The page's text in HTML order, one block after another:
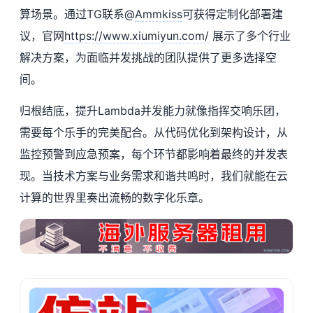
算场景。通过TG联系@Ammkiss可获得定制化部署建
议，官网https://www.xiumiyun.com/ 展示了多个行业
解决方案，为面临并发挑战的团队提供了更多选择空
间。
归根结底，提升Lambda并发能力就像指挥交响乐团，
需要每个乐手的完美配合。从代码优化到架构设计，从
监控预警到应急预案，每个环节都影响着最终的并发表
现。当技术方案与业务需求和谐共鸣时，我们就能在云
计算的世界里奏出流畅的数字化乐章。